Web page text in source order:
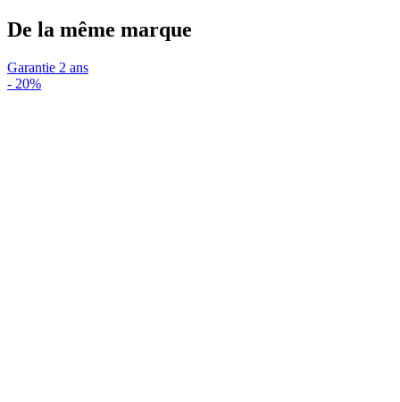
De la même marque
Garantie 2 ans
- 20%